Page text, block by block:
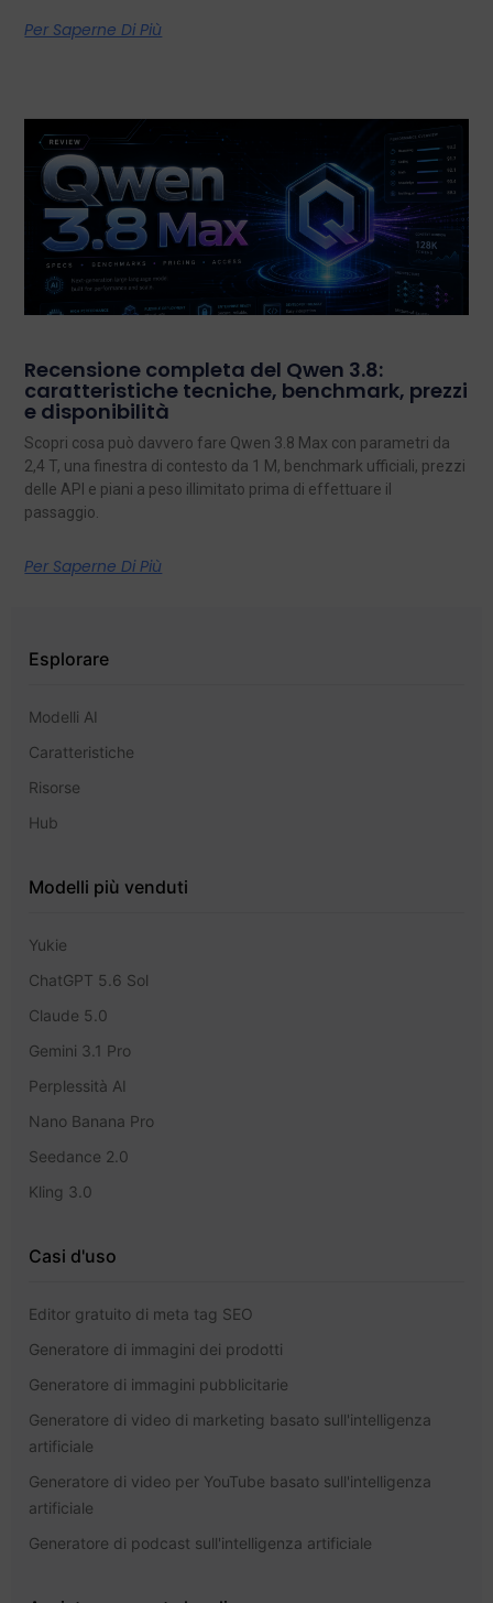
Per Saperne Di Più
Recensione completa del Qwen 3.8:
caratteristiche tecniche, benchmark, prezzi
e disponibilità
Scopri cosa può davvero fare Qwen 3.8 Max con parametri da
2,4 T, una finestra di contesto da 1 M, benchmark ufficiali, prezzi
delle API e piani a peso illimitato prima di effettuare il
passaggio.
Per Saperne Di Più
Esplorare
Modelli AI
Caratteristiche
Risorse
Hub
Modelli più venduti
Yukie
ChatGPT 5.6 Sol
Claude 5.0
Gemini 3.1 Pro
Perplessità AI
Nano Banana Pro
Seedance 2.0
Kling 3.0
Casi d'uso
Editor gratuito di meta tag SEO
Generatore di immagini dei prodotti
Generatore di immagini pubblicitarie
Generatore di video di marketing basato sull'intelligenza
artificiale
Generatore di video per YouTube basato sull'intelligenza
artificiale
Generatore di podcast sull'intelligenza artificiale